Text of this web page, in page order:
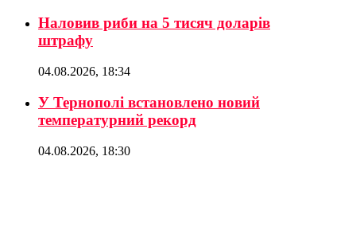
Наловив риби на 5 тисяч доларів
штрафу
04.08.2026, 18:34
У Тернополі встановлено новий
температурний рекорд
04.08.2026, 18:30